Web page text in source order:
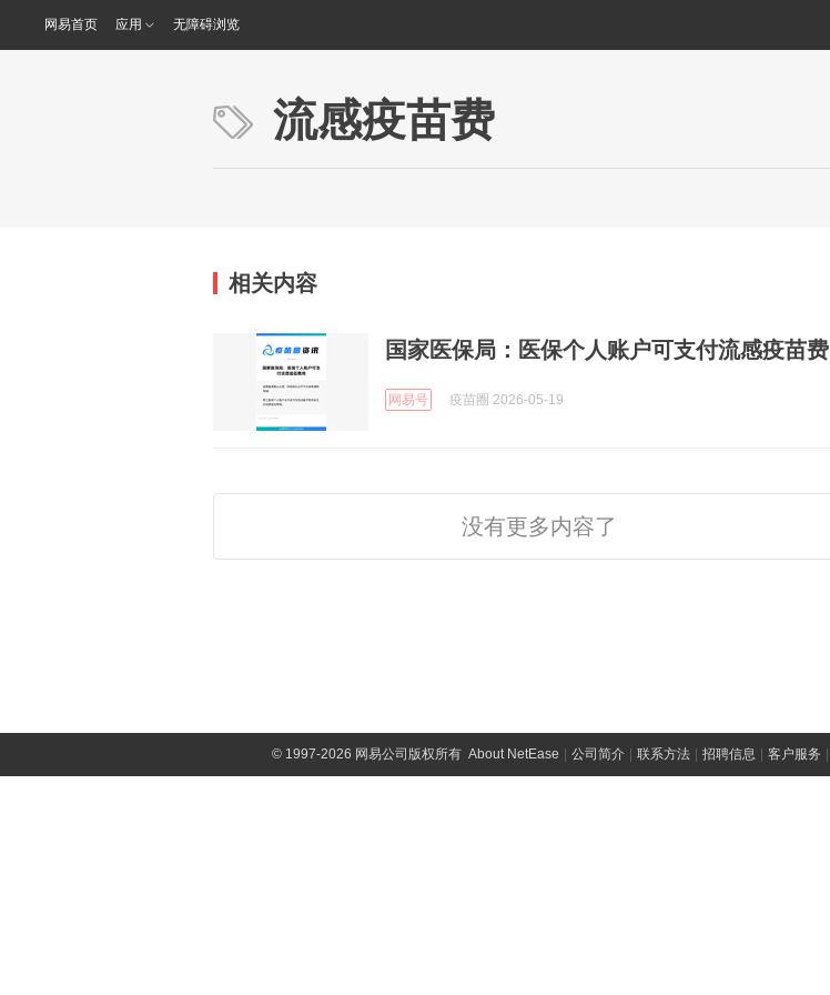
网易首页 应用 无障碍浏览
流感疫苗费
相关内容
国家医保局：医保个人账户可支付流感疫苗费
网易号 疫苗圈 2026-05-19
没有更多内容了
©1997-2026 网易公司版权所有 About NetEase 公司简介 联系方法 招聘信息 客户服务